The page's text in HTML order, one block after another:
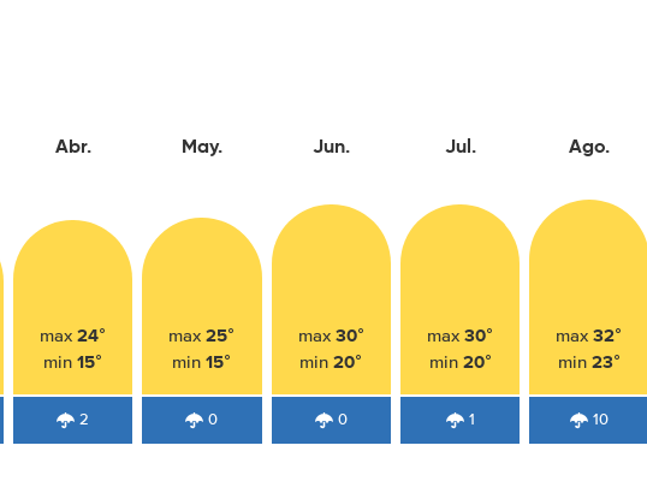
Abr.
max24°
min15°
2
May.
max25°
min15°
0
Jun.
max 30°
min20°
0
Jul.
max30°
min 20°
1
Ago.
max32°
min 23°
10